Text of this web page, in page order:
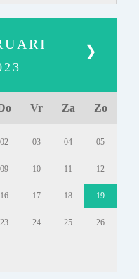
❯
Vr Za Zo
02 03 04 05
09 10 11 12
16 17 18 19
23 24 25 26